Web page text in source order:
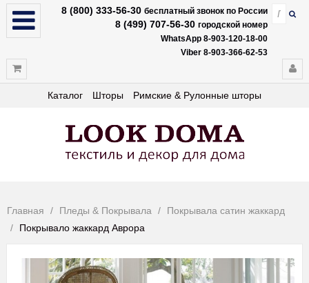
8 (800) 333-56-30 бесплатный звонок по России
8 (499) 707-56-30 городской номер
WhatsApp 8-903-120-18-00
Viber 8-903-366-62-53
Каталог Шторы Римские & Рулонные шторы
Главная Пледы & Покрывала
Покрывала сатин жаккард
Покрывало жаккард Аврора